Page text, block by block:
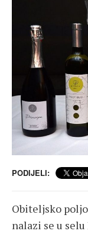
PODIJELI:
Obiteljsko
nalazi se u